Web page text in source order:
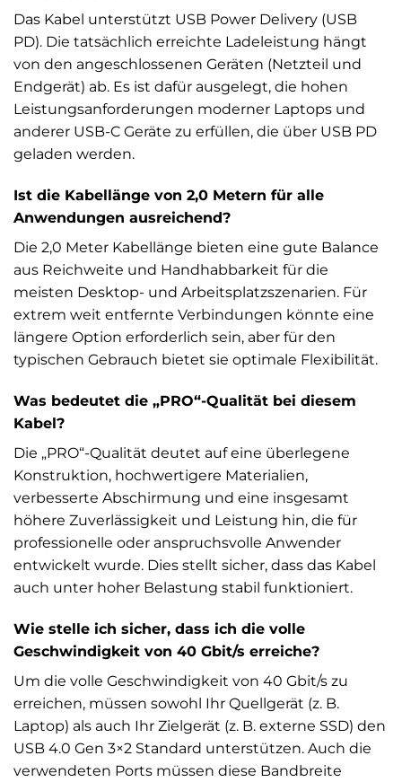
Das Kabel unterstützt USB Power Delivery (USB
PD). Die tatsächlich erreichte Ladeleistung hängt
von den angeschlossenen Geräten (Netzteil und
Endgerät) ab. Es ist dafür ausgelegt, die hohen
Leistungsanforderungen moderner Laptops und
anderer USB-C Geräte zu erfüllen, die über USB PD
geladen werden.
Ist die Kabellänge von 2,0 Metern für alle
Anwendungen ausreichend?
Die 2,0 Meter Kabellänge bieten eine gute Balance
aus Reichweite und Handhabbarkeit für die
meisten Desktop- und Arbeitsplatzszenarien. Für
extrem weit entfernte Verbindungen könnte eine
längere Option erforderlich sein, aber für den
typischen Gebrauch bietet sie optimale Flexibilität.
Was bedeutet die „PRO“-Qualität bei diesem
Kabel?
Die „PRO“-Qualität deutet auf eine überlegene
Konstruktion, hochwertigere Materialien,
verbesserte Abschirmung und eine insgesamt
höhere Zuverlässigkeit und Leistung hin, die für
professionelle oder anspruchsvolle Anwender
entwickelt wurde. Dies stellt sicher, dass das Kabel
auch unter hoher Belastung stabil funktioniert.
Wie stelle ich sicher, dass ich die volle
Geschwindigkeit von 40 Gbit/s erreiche?
Um die volle Geschwindigkeit von 40 Gbit/s zu
erreichen, müssen sowohl Ihr Quellgerät (z. B.
Laptop) als auch Ihr Zielgerät (z. B. externe SSD) den
USB 4.0 Gen 3×2 Standard unterstützen. Auch die
verwendeten Ports müssen diese Bandbreite